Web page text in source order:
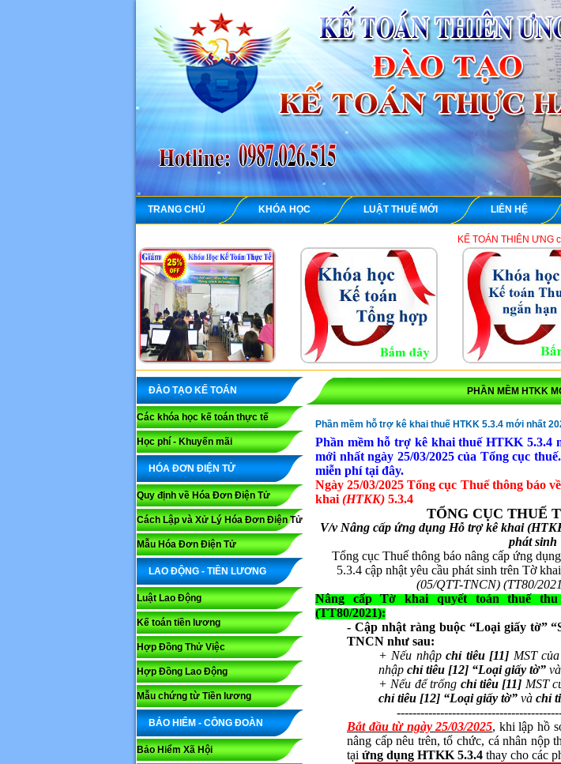
TRANG CHỦ KHÓA HỌC LUẬT THUẾ MỚI LIÊN HỆ
KẾ TOÁN THIÊN ƯNG chuyên dạy
ĐÀO TẠO KẾ TOÁN
Các khóa học kế toán thực tế
Học phí - Khuyến mãi
HÓA ĐƠN ĐIỆN TỬ
Quy định về Hóa Đơn Điện Tử
Cách Lập và Xử Lý Hóa Đơn Điện Tử
Mẫu Hóa Đơn Điện Tử
LAO ĐỘNG - TIỀN LƯƠNG
Luật Lao Động
Kế toán tiền lương
Hợp Đồng Thử Việc
Hợp Đồng Lao Động
Mẫu chứng từ Tiền lương
BẢO HIỂM - CÔNG ĐOÀN
Bảo Hiểm Xã Hội
PHẦN MỀM HTKK
Phần mềm hỗ trợ kê khai thuế HTKK 5.3.4 mới nhất
Phần mềm hỗ trợ kê khai thuế HTKK 5.3.4
mới nhất ngày 25/03/2025 của Tổng cục
miễn phí tại đây.
Ngày 25/03/2025 Tổng cục Thuế thông báo
khai (HTKK) 5.3.4
TỔNG CỤC THUẾ
V/v Nâng cấp ứng dụng Hỗ trợ kê khai
phát sinh
Tổng cục Thuế thông báo nâng cấp ứng
5.3.4 cập nhật yêu cầu phát sinh trên Tờ
(05/QTT-TNCN) (TT80/
Nâng cấp Tờ khai quyết toán thuế thu
(TT80/2021):
- Cập nhật ràng buộc “Loại giấy tờ”
TNCN như sau:
+ Nếu nhậpchỉ tiêu [11] MST
nhập chỉ tiêu [12] “Loại giấy tờ” và
+ Nếu để trống chỉ tiêu [11] MST
chỉ tiêu [12] “Loại giấy tờ” và chỉ
Bắt đầu từ ngày 25/03/2025, khi lập hồ
nâng cấp nêu trên, tổ chức, cá nhân nộp
tại ứng dụng HTKK 5.3.4 thay cho các